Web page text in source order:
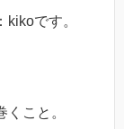
です。
こと。